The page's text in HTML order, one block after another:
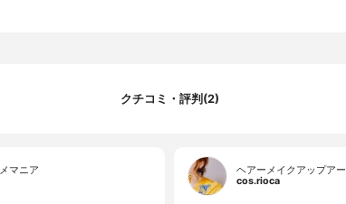
ン酸Na、クエン酸、トコフェロール、香料
クチコミ・評判(2)
マニア
ヘアーメイクアップア
cos.rioca